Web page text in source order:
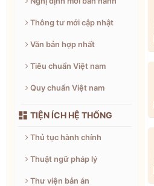
Thông tư mới cập nhật
Văn bản hợp nhất
Tiêu chuẩn Việt nam
Quy chuẩn Việt nam
 TIỆN ÍCH HỆ THỐNG
Thủ tục hành chính
Thuật ngữ pháp lý
Thư viện bản án